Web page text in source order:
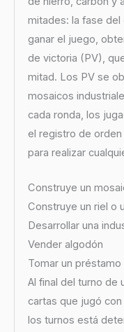
mitades: la fase del
ganar el juego,
de victoria (PV),
mitad. Los PV se
mosaicos
cada ronda, los
el registro de
para realizar
Construye un
Construye un riel o
Desarrollar una
Vender algodón
Tomar un préstamo
Al final del turno de
cartas que jugó
los turnos está